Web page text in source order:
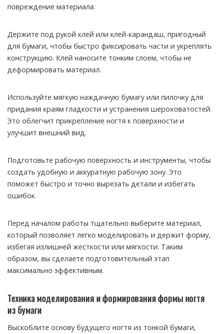
повреждение материала.
Держите под рукой клей или клей-карандаш, пригодный
для бумаги, чтобы быстро фиксировать части и укреплять
конструкцию. Клей наносите тонким слоем, чтобы не
деформировать материал.
Используйте мягкую наждачную бумагу или пилочку для
придания краям гладкости и устранения шероховатостей.
Это облегчит прикрепление ногтя к поверхности и
улучшит внешний вид.
Подготовьте рабочую поверхность и инструменты, чтобы
создать удобную и аккуратную рабочую зону. Это
поможет быстро и точно вырезать детали и избегать
ошибок.
Перед началом работы тщательно выберите материал,
который позволяет легко моделировать и держит форму,
избегая излишней жесткости или мягкости. Таким
образом, вы сделаете подготовительный этап
максимально эффективным.
Техника моделирования и формирования формы ногтя
из бумаги
Выскоблите основу будущего ногтя из тонкой бумаги,